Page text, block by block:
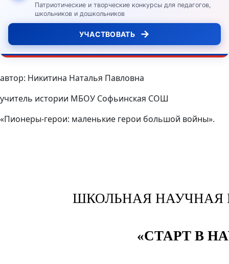
Патриотические и творческие конкурсы для педагогов,
школьников и дошкольников
УЧАСТВОВАТЬ →
автор: Никитина Наталья Павловна
учитель истории МБОУ Софьинская СОШ
«Пионеры-герои: маленькие герои большой войны».